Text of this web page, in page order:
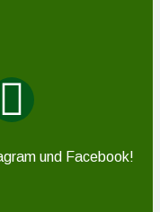
und Facebook!